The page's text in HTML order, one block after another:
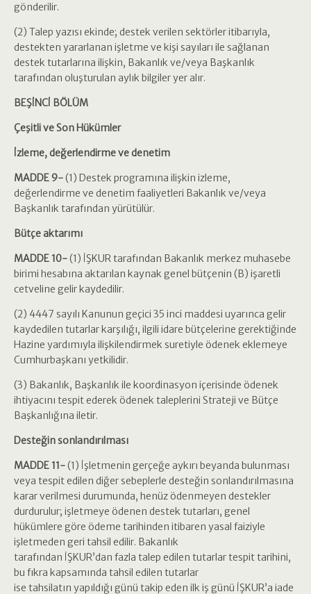
gönderilir.
(2) Talep yazısı ekinde; destek verilen sektörler itibarıyla,
destekten yararlanan işletme ve kişi sayıları ile sağlanan
destek tutarlarına ilişkin, Bakanlık ve/veya Başkanlık
tarafından oluşturulan aylık bilgiler yer alır.
BEŞİNCİ BÖLÜM
Çeşitli ve Son Hükümler
İzleme, değerlendirme ve denetim
MADDE 9-(1) Destek programına ilişkin izleme,
değerlendirme ve denetim faaliyetleri Bakanlık ve/veya
Başkanlık tarafından yürütülür.
Bütçe aktarımı
MADDE 10-(1) İŞKUR tarafından Bakanlık merkez muhasebe
birimi hesabına aktarılan kaynak genel bütçenin (B) işaretli
cetveline gelir kaydedilir.
(2) 4447 sayılı Kanunun geçici 35 inci maddesi uyarınca gelir
kaydedilen tutarlar karşılığı, ilgili idare bütçelerine gerektiğinde
Hazine yardımıyla ilişkilendirmek suretiyle ödenek eklemeye
Cumhurbaşkanı yetkilidir.
(3) Bakanlık, Başkanlık ile koordinasyon içerisinde ödenek
ihtiyacını tespit ederek ödenek taleplerini Strateji ve Bütçe
Başkanlığına iletir.
Desteğin sonlandırılması
MADDE 11-(1) İşletmenin gerçeğe aykırı beyanda bulunması
veya tespit edilen diğer sebeplerle desteğin sonlandırılmasına
karar verilmesi durumunda, henüz ödenmeyen destekler
durdurulur; işletmeye ödenen destek tutarları, genel
hükümlere göre ödeme tarihinden itibaren yasal faiziyle
işletmeden geri tahsil edilir. Bakanlık
tarafından İŞKUR’dan fazla talep edilen tutarlar tespit tarihini,
bu fıkra kapsamında tahsil edilen tutarlar
ise tahsilatın yapıldığı günü takip eden ilk iş günü İŞKUR’a iade